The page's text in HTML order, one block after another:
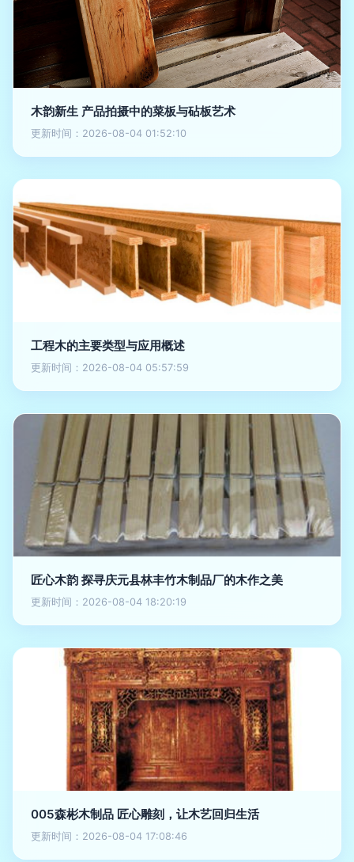
木韵新生 产品拍摄中的菜板与砧板艺术
更新时间：2026-08-04 01:52:10
工程木的主要类型与应用概述
更新时间：2026-08-04 05:57:59
匠心木韵 探寻庆元县林丰竹木制品厂的木作之美
更新时间：2026-08-04 18:20:19
005森彬木制品 匠心雕刻，让木艺回归生活
更新时间：2026-08-04 17:08:46